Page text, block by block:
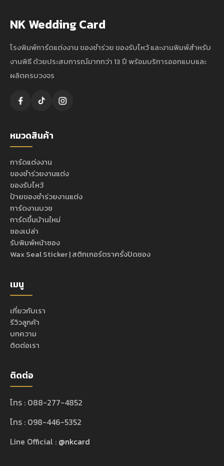
NK Wedding Card
โรงพิมพ์การ์ดแต่งงาน ของชำร่วย ของรับไหว้ และงานพิมพ์สำหรับ
งานพิธี ด้วยประสบการณ์มากกว่า 13 ปี พร้อมบริการออกแบบและ
ผลิตครบวงจร
หมวดสินค้า
การ์ดแต่งงาน
ของชำร่วยงานแต่ง
ของรับไหว้
ป้ายของชำร่วยงานแต่ง
การ์ดงานบวช
การ์ดขึ้นบ้านใหม่
ซองเปล่า
รับพิมพ์หน้าซอง
Wax Seal Sticker | สติกเกอร์ตราครั่งปิดซอง
เมนู
เกี่ยวกับเรา
รีวิวลูกค้า
บทความ
ติดต่อเรา
ติดต่อ
โทร : 088-277-4852
โทร : 098-446-5352
Line Official : @nkcard